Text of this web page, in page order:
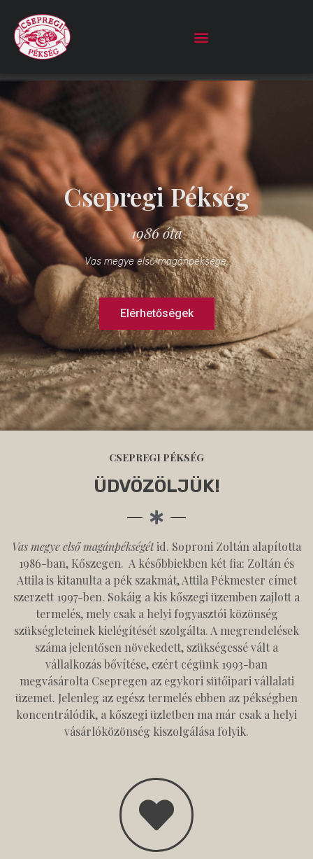
Csepregi Pékség
1986 óta
Vas megye első magánpéksége.
Elérhetőségek
CSEPREGI PÉKSÉG
ÜDVÖZÖLJÜK!
Vas megye első magánpékségétid. Soproni Zoltán alapította
1986-ban, Kőszegen. A későbbiekben két fia: Zoltán és
Attila is kitanulta a pék szakmát, Attila Pékmester címet
szerzett 1997-ben. Sokáig a kis kőszegi üzemben zajlott a
termelés, mely csak a helyi fogyasztói közönség
szükségleteinek kielégítését szolgálta. A megrendelések
száma jelentősen növekedett, szükségessé vált a
vállalkozás bővítése, ezért cégünk 1993-ban
megvásárolta Csepregen az egykori sütőipari vállalati
üzemet. Jelenleg az egész termelés ebben az pékségben
koncentrálódik, a kőszegi üzletben ma már csak a helyi
vásárlóközönség kiszolgálása folyik.